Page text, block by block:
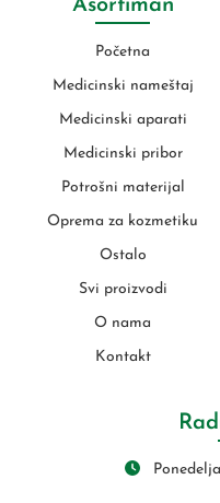
Asortiman
Početna
Medicinski nameštaj
Medicinski aparati
Medicinski pribor
Potrošni materijal
Oprema za kozmetiku
Ostalo
Svi proizvodi
O nama
Kontakt